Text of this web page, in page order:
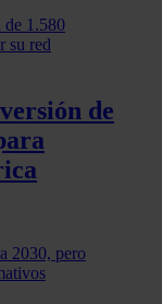
recopilado a
de